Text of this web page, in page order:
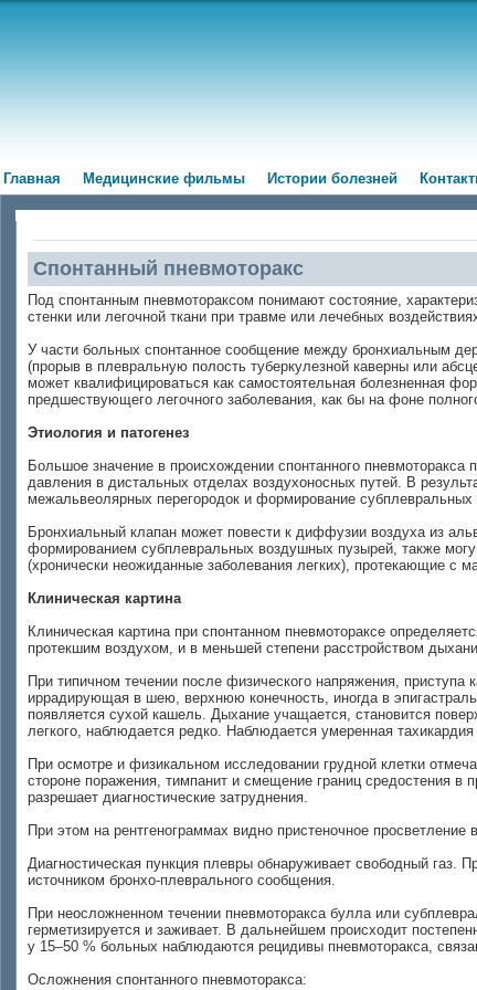
Главная Медицинские фильмы Истории болезней
Спонтанный пневмоторакс
Под спонтанным пневмотораксом понимают состояние,
стенки или легочной ткани при травме или лечебных
У части больных спонтанное сообщение между бронхиальным
(прорыв в плевральную полость туберкулезной каверны или
может квалифицироваться как самостоятельная болезненная
предшествующего легочного заболевания, как бы на фоне
Этиология и патогенез
Большое значение в происхождении спонтанного
давления в дистальных отделах воздухоносных путей. В
межальвеолярных перегородок и формирование субплевральных
Бронхиальный клапан может повести к диффузии воздуха из
формированием субплевральных воздушных пузырей, также
(хронически неожиданные заболевания легких), протекающие с
Клиническая картина
Клиническая картина при спонтанном пневмотораксе
протекшим воздухом, и в меньшей степени расстройством
При типичном течении после физического напряжения,
иррадирующая в шею, верхнюю конечность, иногда в
появляется сухой кашель. Дыхание учащается, становится
легкого, наблюдается редко. Наблюдается умеренная
При осмотре и физикальном исследовании грудной клетки
стороне поражения, тимпанит и смещение границ средостения
разрешает диагностические затруднения.
При этом на рентгенограммах видно пристеночное
Диагностическая пункция плевры обнаруживает свободный газ.
источником бронхо-плеврального сообщения.
При неосложненном течении пневмоторакса булла или
герметизируется и заживает. В дальнейшем происходит
у 15–50 % больных наблюдаются рецидивы пневмоторакса,
Осложнения спонтанного пневмоторакса: